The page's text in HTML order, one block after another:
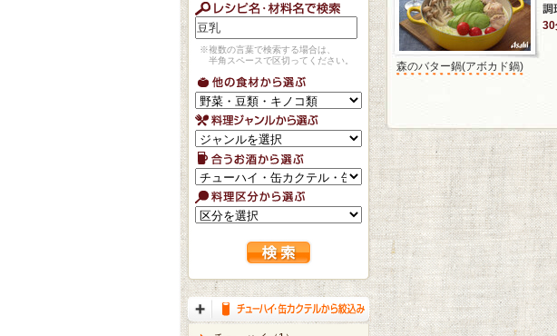
※複数の言葉で検索する場合は、
半角スペースで区切ってください。
30
森のバター鍋(アボカド鍋)